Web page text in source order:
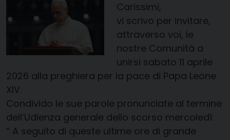
Carissimi,
vi scrivo per invitare,
attraverso voi, le
nostre Comunità a
unirsi sabato 11 aprile
2026 alla preghiera per la pace di Papa Leone
XIV.
Condivido le sue parole pronunciate al termine
dell’Udienza generale dello scorso mercoledì:
“ A seguito di queste ultime ore di grande